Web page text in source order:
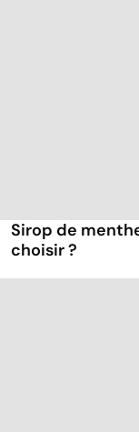
Sirop de
choisir ?